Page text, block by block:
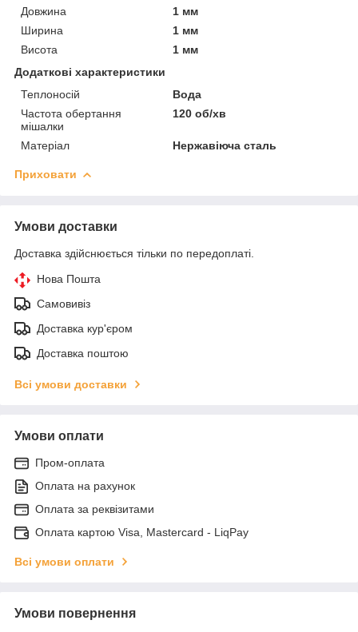
Довжина
1 мм
Ширина
1 мм
Висота
1 мм
Додаткові характеристики
Теплоносій
Вода
Частота обертання
мішалки
120 об/хв
Матеріал Нержавіюча сталь
Приховати
Умови доставки
Доставка здійснюється тільки по передоплаті.
Нова Пошта
Самовивіз
Доставка кур'єром
Доставка поштою
Всі умови доставки
Умови оплати
Пром-оплата
Оплата на рахунок
Оплата за реквізитами
Оплата картою Visa, Mastercard - LiqPay
Всі умови оплати
Умови повернення